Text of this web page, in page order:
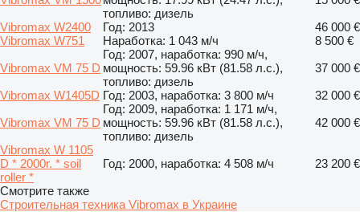
топливо: дизель
Vibromax W2400
Год: 2013
46 000 €
Vibromax W751
Наработка: 1 043 м/ч
8 500 €
Vibromax VM 75 D
Год: 2007, наработка: 990 м/ч,
мощность: 59.96 кВт (81.58 л.с.),
топливо: дизель
37 000 €
Vibromax W1405D Год: 2003, наработка: 3 800 м/ч
32 000 €
Vibromax VM 75 D
Год: 2009, наработка: 1 171 м/ч,
мощность: 59.96 кВт (81.58 л.с.),
топливо: дизель
42 000 €
Vibromax W 1105
D * 2000r. * soil
roller *
Год: 2000, наработка: 4 508 м/ч
23 200 €
Смотрите также
Строительная техника Vibromax в Украине